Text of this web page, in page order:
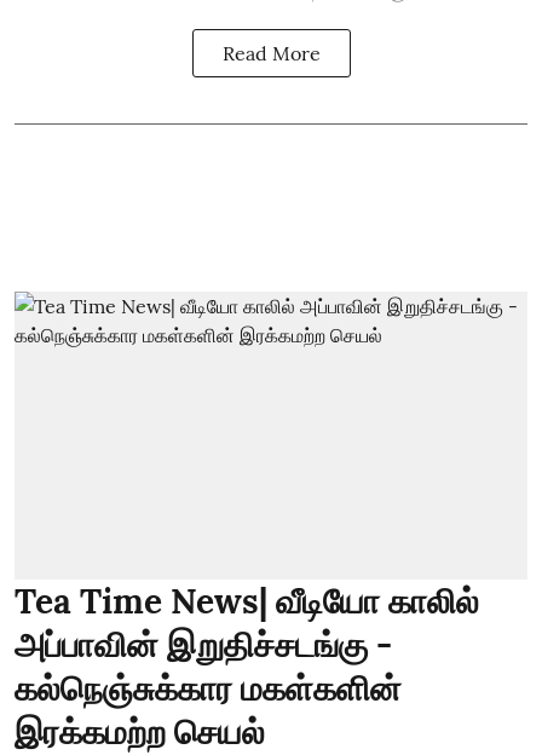
Read More
Tea Time News| வீடியோ காலில்
அப்பாவின் இறுதிச்சடங்கு -
கல்நெஞ்சுக்கார மகள்களின்
இரக்கமற்ற செயல்